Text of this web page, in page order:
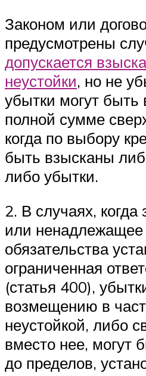
Законом или
предусмотрены
допускается
неустойки, но не
убытки могут быть
полной сумме
когда по выбору
быть взысканы
либо убытки.
2. В случаях,
или ненадлежащее
обязательства
ограниченная
(статья 400),
возмещению в
неустойкой, либо
вместо нее, могут
до пределов,